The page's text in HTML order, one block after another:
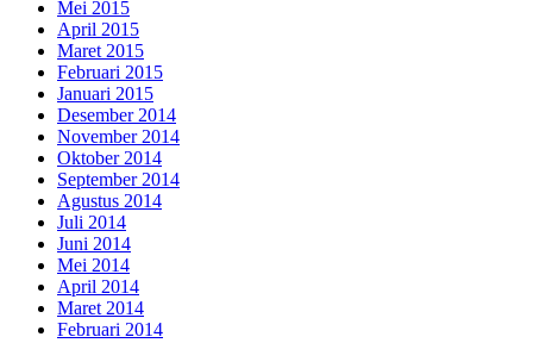
Mei 2015
April 2015
Maret 2015
Februari 2015
Januari 2015
Desember 2014
November 2014
Oktober 2014
September 2014
Agustus 2014
Juli 2014
Juni 2014
Mei 2014
April 2014
Maret 2014
Februari 2014